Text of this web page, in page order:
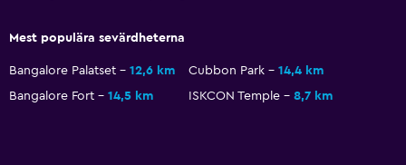
Mest populära sevärdheterna
Bangalore Palatset 12,6 km Cubbon Park
14,4 km
Bangalore Fort
14,5 km ISKCON Temple 8,7 km